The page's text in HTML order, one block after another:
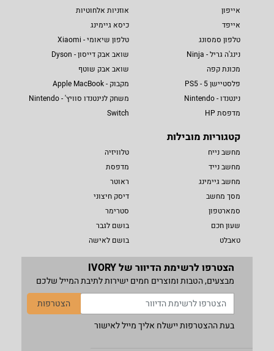
אייפון
אייפד
טלפון סמסונג
נינג'ה גריל - Ninja
מכונת קפה
פלסטיישן 5 - PS5
נינטנדו - Nintendo
מדפסת HP
אוזניות אלחוטיות
כיסא גיימינג
טלפון שיאומי - Xiaomi
שואב אבק דייסון - Dyson
שואב אבק שוטף
מקבוק - Apple MacBook
משחק לנינטנדו סוויץ' - Nintendo
Switch
קטגוריות מובילות
מחשב נייח
מחשב נייד
מחשב גיימינג
מסך מחשב
סמארטפון
שעון חכם
טאבלט
טלוויזיה
מדפסת
ראוטר
דיסק חיצוני
סטרימר
בושם לגבר
בושם לאישה
הצטרפו לרשימת הדיוור של IVORY
מבצעים, הטבות ומוצרים חמים ישירות לתיבת המייל שלכם
הצטרפות
בעת ההצטרפות יישלח אליך מייל לאישור